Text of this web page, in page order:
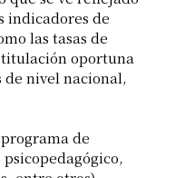
indicadores de
las tasas de
oportuna
nivel nacional,
de